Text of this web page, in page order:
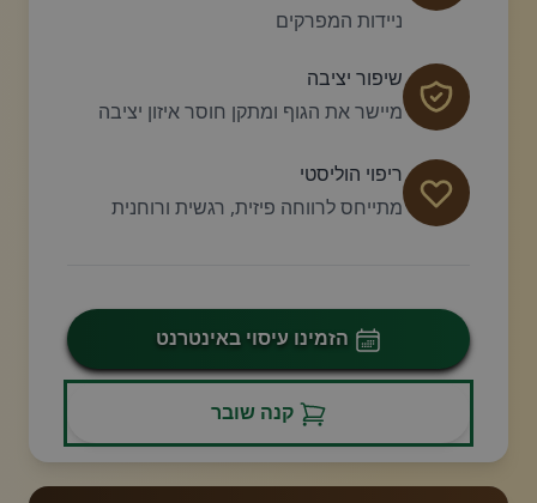
ניידות המפרקים
שיפור יציבה
מיישר את הגוף ומתקן חוסר איזון יציבה
ריפוי הוליסטי
מתייחס לרווחה פיזית, רגשית ורוחנית
הזמינו עיסוי באינטרנט
קנה שובר